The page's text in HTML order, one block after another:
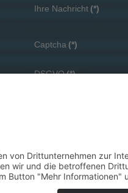
Ihre Nachricht (*)
Captcha (*)
DSGVO(*)